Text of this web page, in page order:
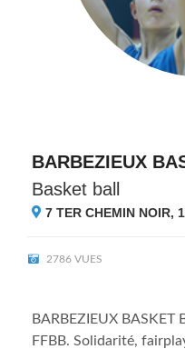
BARBEZIEUX
Basket ball
7 TER CHEMIN NOIR,
2786 VUES
BARBEZIEUX BASKET
FFBB. Solidarité,